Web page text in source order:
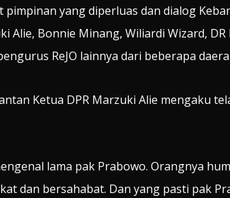
pimpinan yang diperluas dan dialog
Alie, Bonnie Minang, Wiliardi Wizard,
ReJO lainnya dari beberapa
Ketua DPR Marzuki Alie mengaku
lama pak Prabowo. Orangnya
dan bersahabat. Dan yang pasti pak